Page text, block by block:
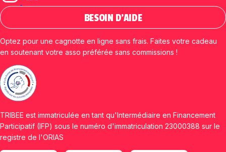
BESOIN D'AIDE
Optez pour une cagnotte en ligne sans frais. Faites votre cadeau
en soutenant votre asso préférée sans commissions !
TRIBEE est immatriculée en tant qu'Intermédiaire en Financement
Participatif (IFP) sous le numéro d'immatriculation 23000388 sur le
registre de l'ORIAS